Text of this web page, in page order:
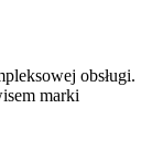
obsługi.
marki